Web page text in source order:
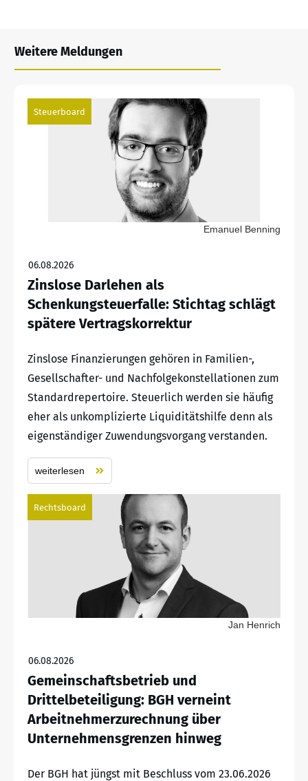
Weitere Meldungen
Steuerboard
Emanuel Benning
06.08.2026
Zinslose Darlehen als
Schenkungsteuerfalle: Stichtag schlägt
spätere Vertragskorrektur
Zinslose Finanzierungen gehören in Familien-,
Gesellschafter- und Nachfolgekonstellationen zum
Standardrepertoire. Steuerlich werden sie häufig
eher als unkomplizierte Liquiditätshilfe denn als
eigenständiger Zuwendungsvorgang verstanden.
weiterlesen
Rechtsboard
Jan Henrich
06.08.2026
Gemeinschaftsbetrieb und
Drittelbeteiligung: BGH verneint
Arbeitnehmerzurechnung über
Unternehmensgrenzen hinweg
Der BGH hat jüngst mit Beschluss vom 23.06.2026